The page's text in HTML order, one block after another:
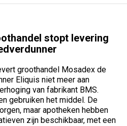
stopt levering
groothandel Mosadex de
Eliquis niet meer aan
van fabrikant BMS.
gebruiken het middel. De
maar apotheken hebben
zijn beschikbaar, met een